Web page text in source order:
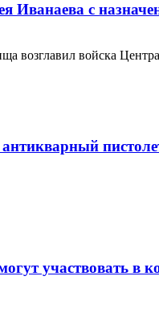
Иванаева с
возглавил войска
участвовать в